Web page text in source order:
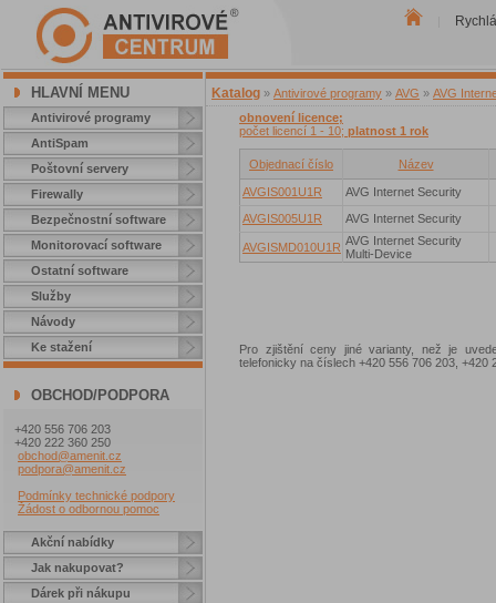
HLAVNÍ MENU
Antivirové programy
AntiSpam
Poštovní servery
Firewally
Bezpečnostní software
Monitorovací software
Ostatní software
Služby
Návody
Ke stažení
OBCHOD/PODPORA
+420 556 706 203
+420 222 360 250
obchod@amenit.cz
podpora@amenit.cz
Podmínky technické podpory
Žádost o odbornou pomoc
Akční nabídky
Jak nakupovat?
Dárek při nákupu
Katalog » Antivirové programy » AVG » AVG
obnovení licence;
počet licencí 1 - 10; platnost 1 rok
Objednací číslo Název
AVGIS001U1R
AVG Internet Security
AVGIS005U1R
AVG Internet Security
AVGISMD010U1R AVG Internet Security
Multi-Device
Pro zjištění ceny jiné varianty, než je
telefonicky na číslech +420 556 706 203, +420